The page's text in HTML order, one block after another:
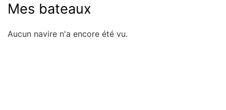
Mes bateaux
Aucun navire n'a encore été vu.